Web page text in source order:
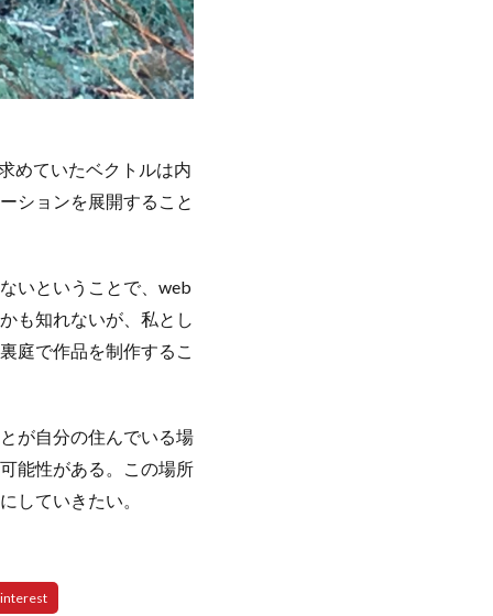
めていたベクトルは内
ションを展開すること
いということで、web
も知れないが、私とし
庭で作品を制作するこ
が自分の住んでいる場
能性がある。この場所
していきたい。